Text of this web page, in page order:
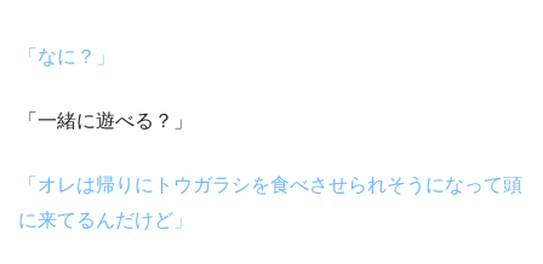
「なに？」
「一緒に遊べる？」
「オレは帰りにトウガラシを食べさせられそうになって頭
に来てるんだけど」